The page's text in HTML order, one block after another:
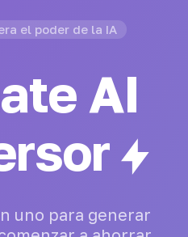
el poder de la IA
AI
uno para generar